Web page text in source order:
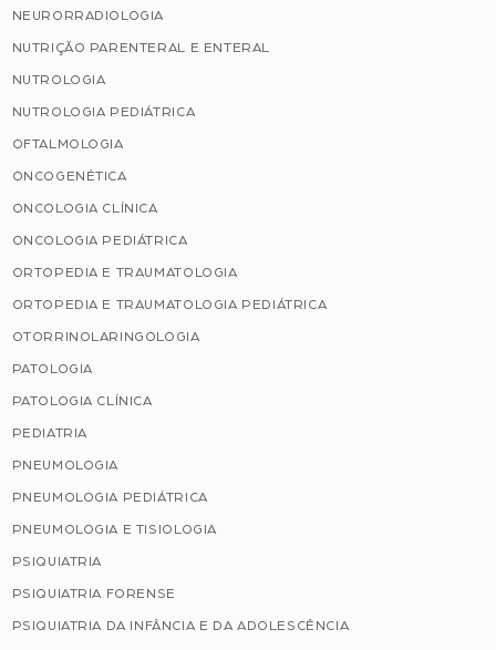
NEURORRADIOLOGIA
NUTRIÇÃO PARENTERAL E ENTERAL
NUTROLOGIA
NUTROLOGIA PEDIÁTRICA
OFTALMOLOGIA
ONCOGENÉTICA
ONCOLOGIA CLÍNICA
ONCOLOGIA PEDIÁTRICA
ORTOPEDIA E TRAUMATOLOGIA
ORTOPEDIA E TRAUMATOLOGIA PEDIÁTRICA
OTORRINOLARINGOLOGIA
PATOLOGIA
PATOLOGIA CLÍNICA
PEDIATRIA
PNEUMOLOGIA
PNEUMOLOGIA PEDIÁTRICA
PNEUMOLOGIA E TISIOLOGIA
PSIQUIATRIA
PSIQUIATRIA FORENSE
PSIQUIATRIA DA INFÂNCIA E DA ADOLESCÊNCIA